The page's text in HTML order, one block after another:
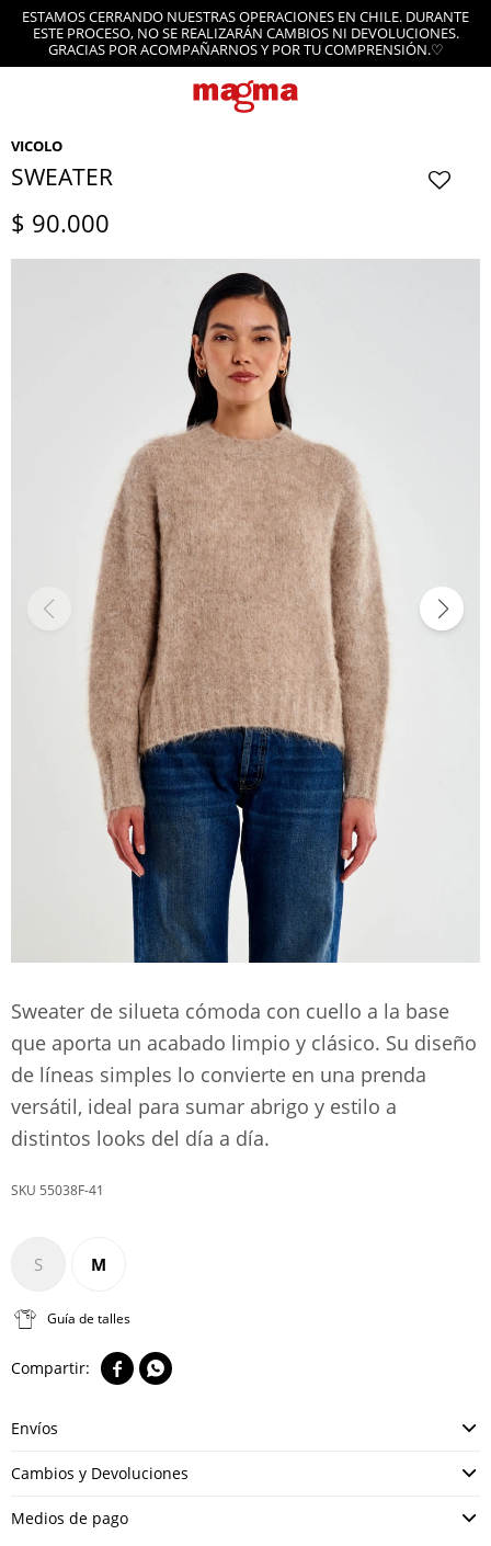
ESTAMOS CERRANDO NUESTRAS OPERACIONES EN CHILE. DURANTE
ESTE PROCESO, NO SE REALIZARÁN CAMBIOS NI DEVOLUCIONES.
GRACIAS POR ACOMPAÑARNOS Y POR TU COMPRENSIÓN.♡
VICOLO
SWEATER
$ 90.000
Sweater de silueta cómoda con cuello a la base
que aporta un acabado limpio y clásico. Su diseño
de líneas simples lo convierte en una prenda
versátil, ideal para sumar abrigo y estilo a
distintos looks del día a día.
55038F-41
S M
Guía de talles
 
Envíos
Cambios y Devoluciones
Medios de pago